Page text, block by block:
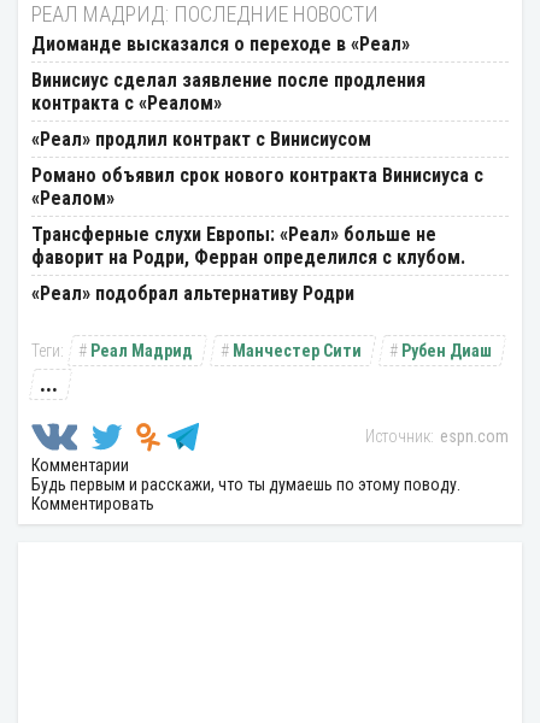
РЕАЛ МАДРИД: ПОСЛЕДНИЕ НОВОСТИ
Диоманде высказался о переходе в «Реал»
Винисиус сделал заявление после продления
контракта с «Реалом»
«Реал» продлил контракт с Винисиусом
Романо объявил срок нового контракта Винисиуса с
«Реалом»
Трансферные слухи Европы: «Реал» больше не
фаворит на Родри, Ферран определился с клубом.
«Реал» подобрал альтернативу Родри
Реал Мадрид Манчестер Сити Рубен Диаш
...
espn.com
Комментарии
Будь первым и расскажи, что ты думаешь по этому поводу.
Комментировать